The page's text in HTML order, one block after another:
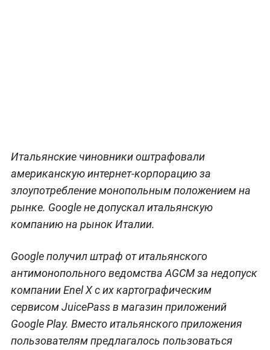
Итальянские чиновники оштрафовали
американскую интернет-корпорацию за
злоупотребление монопольным положением на
рынке. Google не допускал итальянскую
компанию на рынок Италии.
Google получил штраф от итальянского
антимонопольного ведомства AGCM за недопуск
компании Enel X с их картографическим
сервисом JuicePass в магазин приложений
Google Play. Вместо итальянского приложения
пользователям предлагалось пользоваться